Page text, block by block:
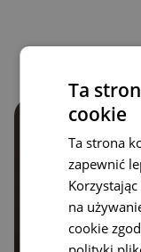
Ta
cookie
Ta strona
zapewnić
na
cookie